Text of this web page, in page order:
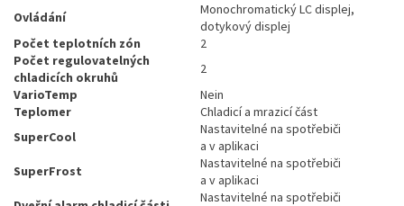
Ovládání
Monochromatický LC displej,
dotykový displej
Počet teplotních zón
2
Počet regulovatelných
chladicích okruhů
2
VarioTemp
Nein
Teplomer
Chladicí a mrazicí část
SuperCool
Nastavitelné na spotřebiči
a v aplikaci
SuperFrost
Nastavitelné na spotřebiči
a v aplikaci
Nastavitelné na spotřebiči